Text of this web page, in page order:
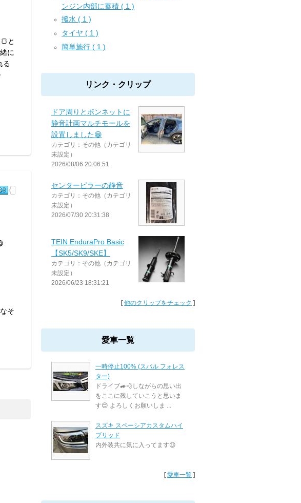
と
に
る
そ
ンジン内部に蓄積 ( 1 )
撥水 ( 1 )
タイヤ ( 1 )
簡単施行 ( 1 )
リンク・クリップ
ドア周りとボンネットに
静音計画マルチモールを
設置しました😁
カテゴリ：その他（カテゴリ
未設定）
2026/08/06 20:06:51
センターピラーの静音
カテゴリ：その他（カテゴリ
未設定）
2026/07/30 20:31:38
TEIN EnduraPro Basic
【SK5/SK9/SKE】
カテゴリ：その他（カテゴリ
未設定）
2026/06/23 18:31:21
[他のクリップをチェック ]
愛車一覧
一時停止100% (スバル フォレス
ター)
ドライブ🚙💨しながらの思い出
をここに残していこうと思いま
す😊 よろしくお願いしま ...
スズキ スペーシアカスタムハイ
ブリッド
内外装共に気に入ってます😉
[愛車一覧 ]